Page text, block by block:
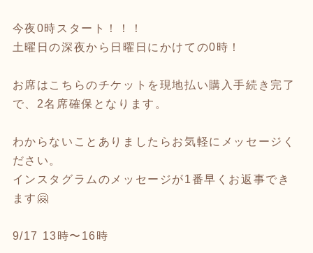
今夜0時スタート！！！
土曜日の深夜から日曜日にかけての0時！
お席はこちらのチケットを現地払い購入手続き完了
で、2名席確保となります。
わからないことありましたらお気軽にメッセージく
ださい。
インスタグラムのメッセージが1番早くお返事でき
ます🤗
9/17 13時〜16時